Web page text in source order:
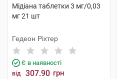
Мiдіана таблетки 3 мг/0,03
мг 21 шт
Гедеон Ріхтер
Є в наявності
від 307.90 грн